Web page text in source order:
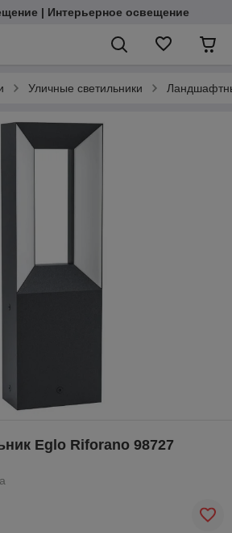
| Интерьерное освещение
Уличные светильники
Eglo Riforano 98727